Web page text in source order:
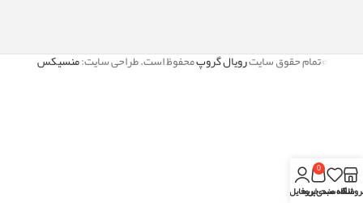
©تمام حقوق سایترویال گروپمحفوظ است. طراحی سایت:منسیکس
علاقه مندی
0
سبد خریدپروفایل